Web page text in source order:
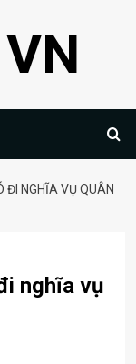
ĐI NGHĨA VỤ QUÂN
nghĩa vụ